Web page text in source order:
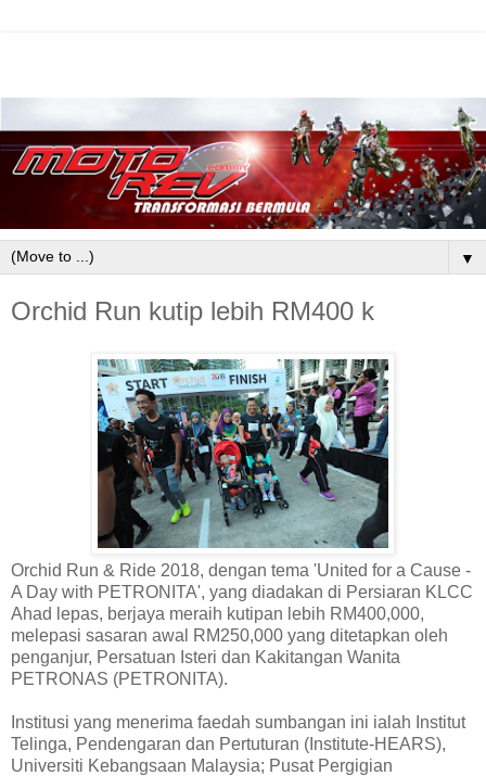
▼
Orchid Run kutip lebih RM400 k
Orchid Run & Ride 2018, dengan tema 'United for a Cause -
A Day with PETRONITA', yang diadakan di Persiaran KLCC
Ahad lepas, berjaya meraih kutipan lebih RM400,000,
melepasi sasaran awal RM250,000 yang ditetapkan oleh
penganjur, Persatuan Isteri dan Kakitangan Wanita
PETRONAS (PETRONITA).
Institusi yang menerima faedah sumbangan ini ialah Institut
Telinga, Pendengaran dan Pertuturan (Institute-HEARS),
Universiti Kebangsaan Malaysia; Pusat Pergigian